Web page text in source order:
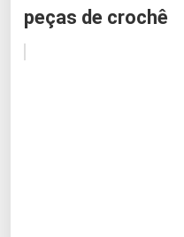
peças de crochê